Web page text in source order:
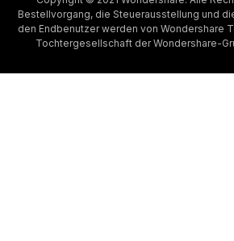
Bestellvorgang, die Steuerausstellung und
den Endbenutzer werden von Wondershare
Tochtergesellschaft der Wondershare-